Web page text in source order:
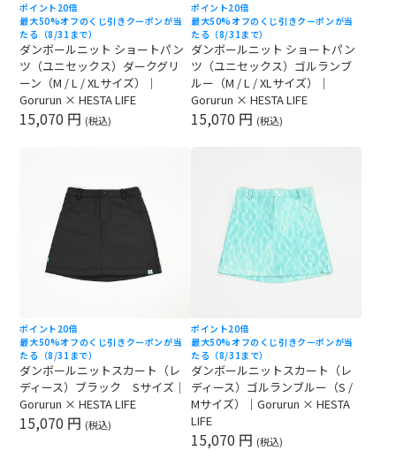
ポイント20倍
最大50%オフのくじ引きクーポンが当
たる（8/31まで）
ダンボールニット ショートパン
ツ（ユニセックス）ダークグリ
ーン（M / L / XLサイズ）｜
Gorurun × HESTA LIFE
15,070 円 (税込)
ポイント20倍
最大50%オフのくじ引きクーポンが当
たる（8/31まで）
ダンボールニット ショートパン
ツ（ユニセックス）ゴルランブ
ルー（M / L / XLサイズ）｜
Gorurun × HESTA LIFE
15,070 円 (税込)
ポイント20倍
最大50%オフのくじ引きクーポンが当
たる（8/31まで）
ダンボールニットスカート（レ
ディース）ブラック Sサイズ｜
Gorurun × HESTA LIFE
15,070 円 (税込)
ポイント20倍
最大50%オフのくじ引きクーポンが当
たる（8/31まで）
ダンボールニットスカート（レ
ディース）ゴルランブルー（S /
Mサイズ）｜Gorurun × HESTA
LIFE
15,070 円 (税込)